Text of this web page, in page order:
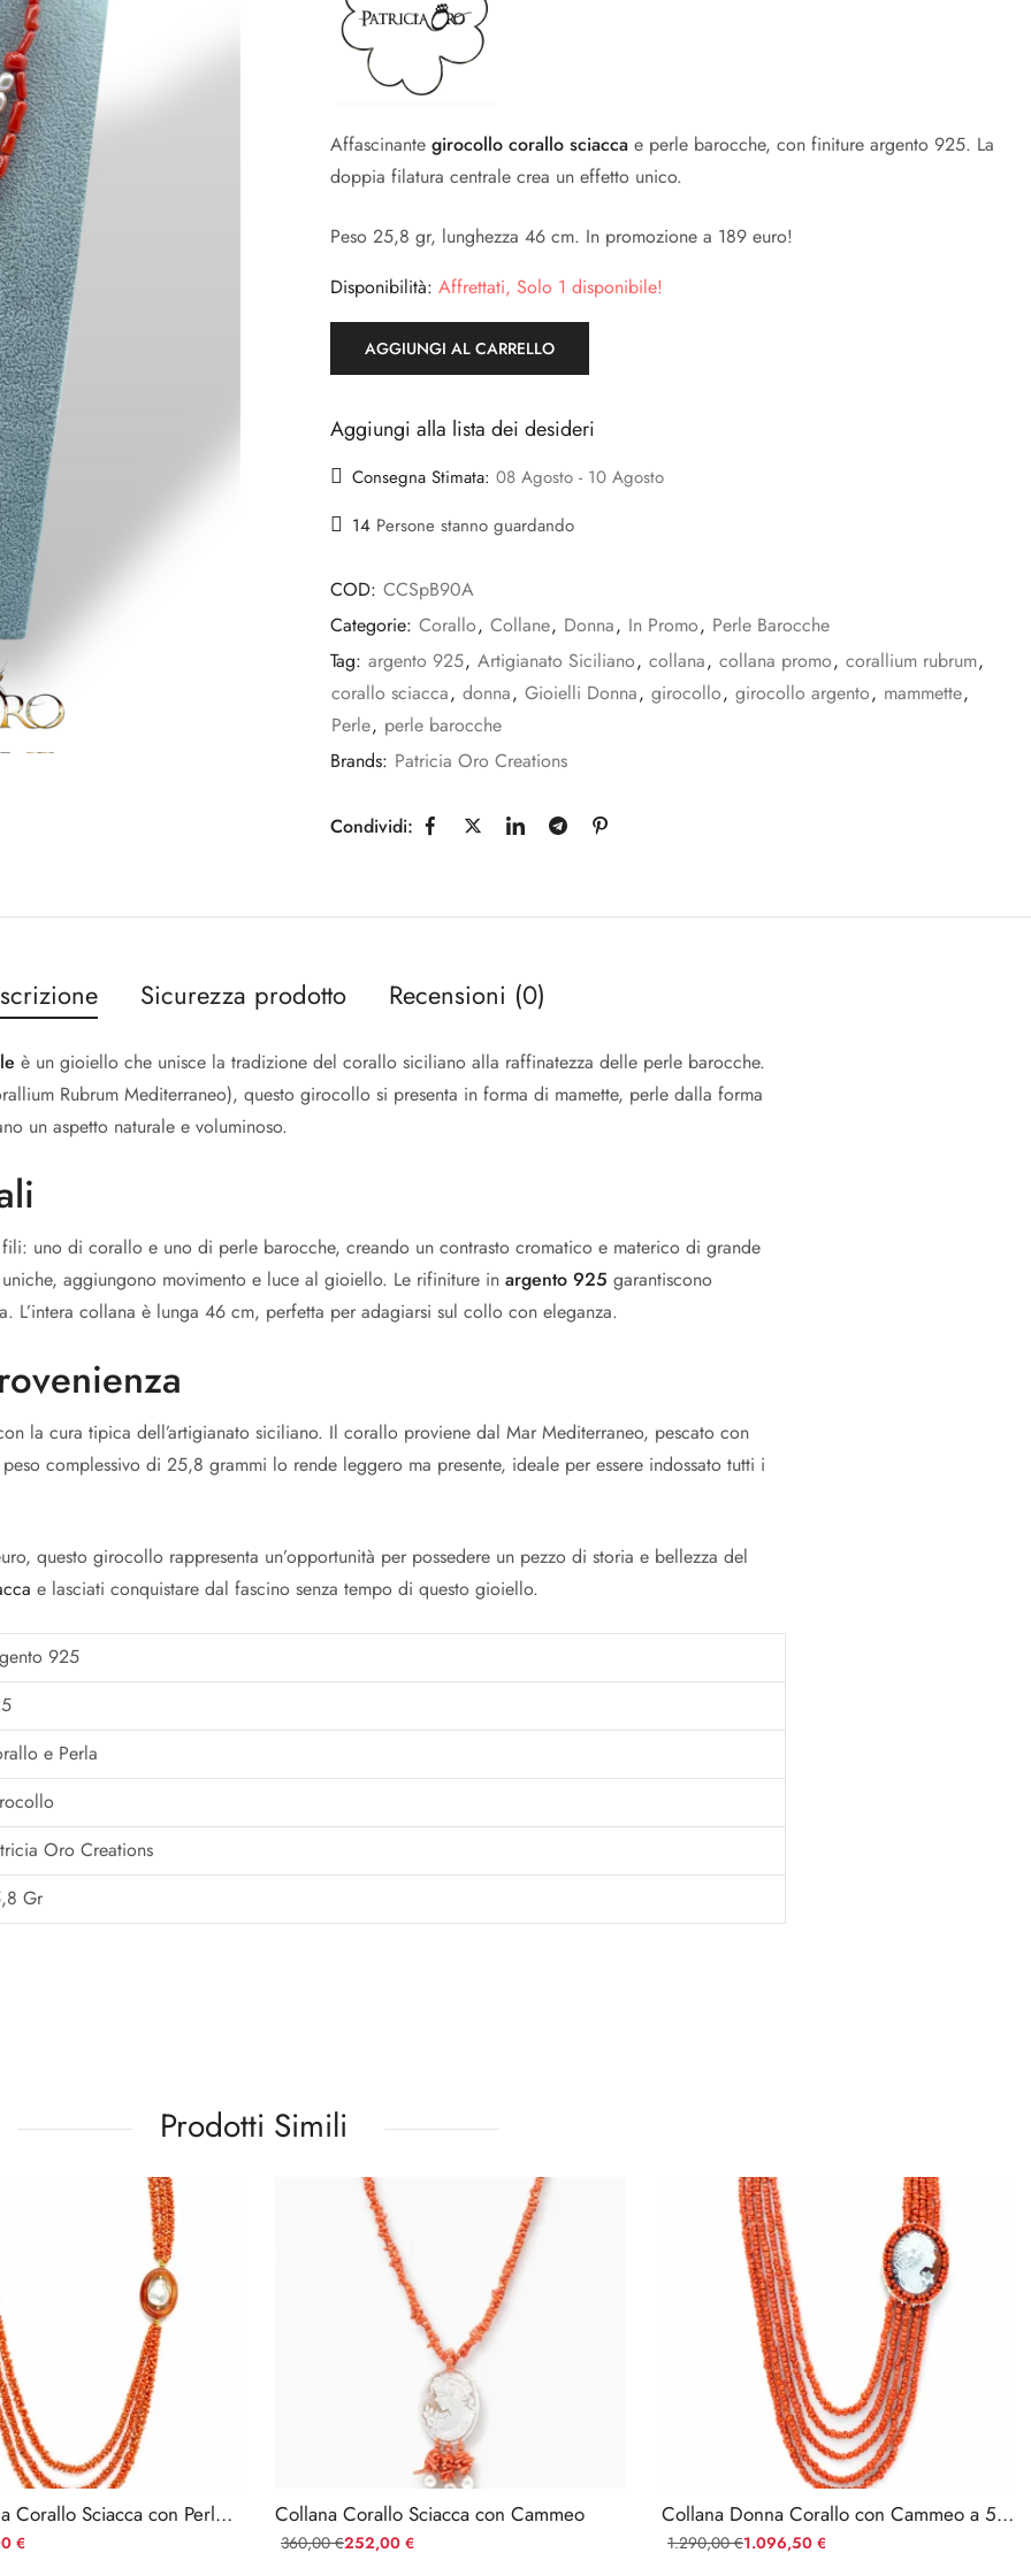
Affascinante girocollo corallo sciacca e perle barocche, con finiture argento 925. La
doppia filatura centrale crea un effetto unico.
Peso 25,8 gr, lunghezza 46 cm. In promozione a 189 euro!
Disponibilità: Affrettati, Solo 1 disponibile!
AGGIUNGI AL CARRELLO
Aggiungi alla lista dei desideri
Consegna Stimata: 08 Agosto - 10 Agosto
14 Persone stanno guardando
COD: CCSpB90A
Categorie: Corallo, Collane, Donna, In Promo, Perle Barocche
Tag: argento 925, Artigianato Siciliano, collana, collana promo, corallium rubrum,
corallo sciacca, donna, Gioielli Donna, girocollo, girocollo argento, mammette,
Perle, perle barocche
Brands: Patricia Oro Creations
Condividi:
Sicurezza prodotto Recensioni (0)
è un gioiello che unisce la tradizione del corallo siciliano alla raffinatezza delle perle barocche.
Rubrum Mediterraneo), questo girocollo si presenta in forma di mamette, perle dalla forma
un aspetto naturale e voluminoso.
uno di corallo e uno di perle barocche, creando un contrasto cromatico e materico di grande
aggiungono movimento e luce al gioiello. Le rifiniture inargento 925 garantiscono
L’intera collana è lunga 46 cm, perfetta per adagiarsi sul collo con eleganza.
la cura tipica dell’artigianato siciliano. Il corallo proviene dal Mar Mediterraneo, pescato con
complessivo di 25,8 grammi lo rende leggero ma presente, ideale per essere indossato tutti i
questo girocollo rappresenta un’opportunità per possedere un pezzo di storia e bellezza del
e lasciati conquistare dal fascino senza tempo di questo gioiello.
925
e Perla
Oro Creations
Gr
Prodotti Simili
Collana Donna Corallo Sciacca con Perla Barocca e Corniola
€
Collana Corallo Sciacca con Cammeo
252,00 €
360,00€
Collana Donna Corallo con Cammeo a 5 Fili
1.096,50 €
1.290,00€